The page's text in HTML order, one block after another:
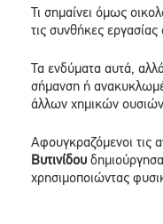
Τι σημαίνει όμως
τις συνθήκες
Τα ενδύματα αυτά,
σήµανση ή
άλλων χημικών ουσιών
Αφουγκραζόμενοι τις
Βυτινίδου
χρησιμοποιώντας